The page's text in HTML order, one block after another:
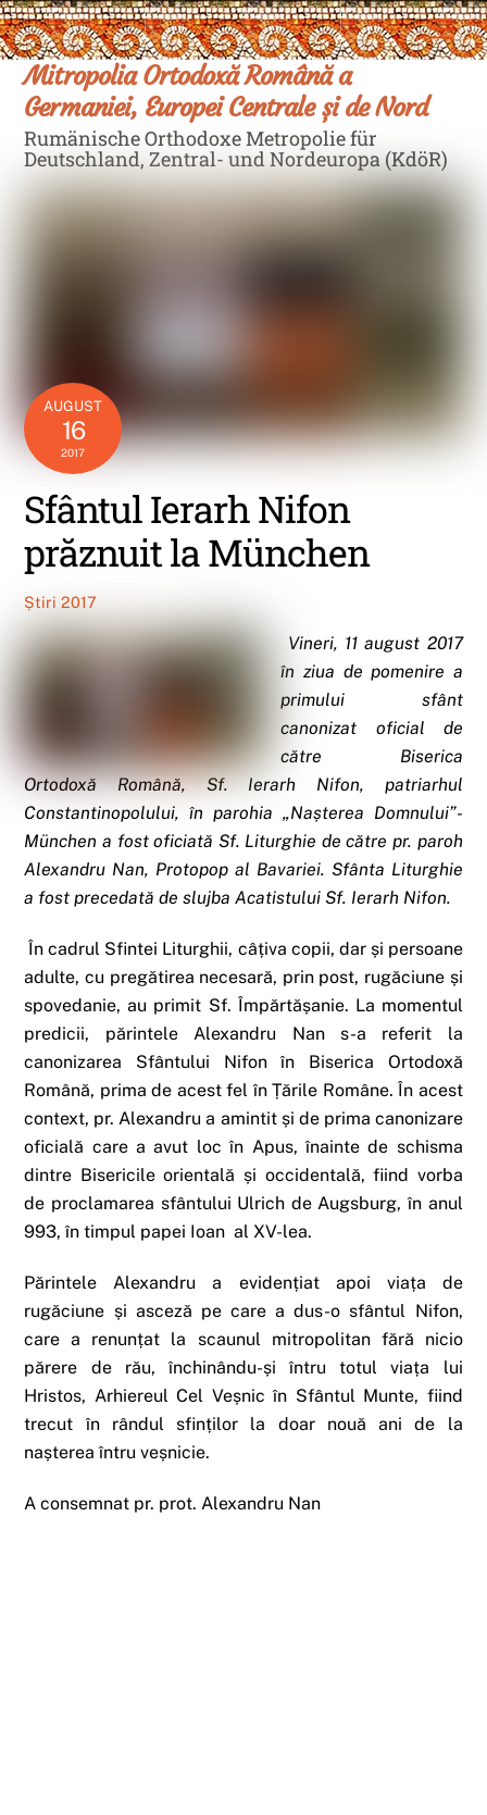
Skip
to
content
Mitropolia Ortodoxă Română a
Germaniei, Europei Centrale și de Nord
Rumänische Orthodoxe Metropolie für
Deutschland, Zentral- und Nordeuropa (KdöR)
AUGUST
16
2017
Sfântul Ierarh Nifon
prăznuit la München
Știri 2017
Vineri, 11 august 2017
în ziua de pomenire a
primului sfânt
canonizat oficial de
către Biserica
Ortodoxă Română, Sf. Ierarh Nifon, patriarhul
Constantinopolului, în parohia „Nașterea Domnului”-
München a fost oficiată Sf. Liturghie de către pr. paroh
Alexandru Nan, Protopop al Bavariei. Sfânta Liturghie
a fost precedată de slujba Acatistului Sf. Ierarh Nifon.
În cadrul Sfintei Liturghii, câțiva copii, dar și persoane
adulte, cu pregătirea necesară, prin post, rugăciune și
spovedanie, au primit Sf. Împărtășanie. La momentul
predicii, părintele Alexandru Nan s-a referit la
canonizarea Sfântului Nifon în Biserica Ortodoxă
Română, prima de acest fel în Țările Române. În acest
context, pr. Alexandru a amintit și de prima canonizare
oficială care a avut loc în Apus, înainte de schisma
dintre Bisericile orientală și occidentală, fiind vorba
de proclamarea sfântului Ulrich de Augsburg, în anul
993, în timpul papei Ioan al XV-lea.
Părintele Alexandru a evidențiat apoi viața de
rugăciune și asceză pe care a dus-o sfântul Nifon,
care a renunțat la scaunul mitropolitan fără nicio
părere de rău, închinându-și întru totul viața lui
Hristos, Arhiereul Cel Veșnic în Sfântul Munte, fiind
trecut în rândul sfinților la doar nouă ani de la
nașterea întru veșnicie.
A consemnat pr. prot. Alexandru Nan